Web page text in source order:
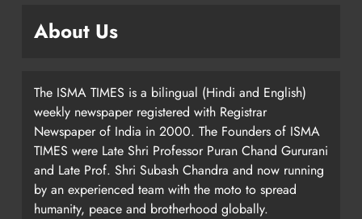
About Us
The ISMA TIMES is a bilingual (Hindi and English)
weekly newspaper registered with Registrar
Newspaper of India in 2000. The Founders of ISMA
TIMES were Late Shri Professor Puran Chand Gururani
and Late Prof. Shri Subash Chandra and now running
by an experienced team with the moto to spread
humanity, peace and brotherhood globally.